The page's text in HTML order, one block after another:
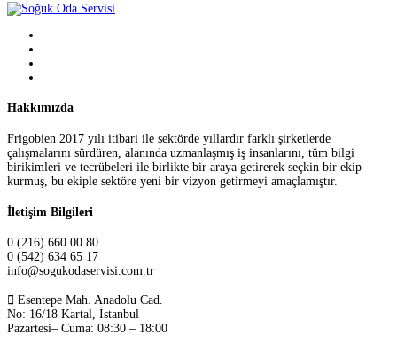
Hakkımızda
Frigobien 2017 yılı itibari ile sektörde yıllardır farklı şirketlerde
çalışmalarını sürdüren, alanında uzmanlaşmış iş insanlarını, tüm bilgi
birikimleri ve tecrübeleri ile birlikte bir araya getirerek seçkin bir ekip
kurmuş, bu ekiple sektöre yeni bir vizyon getirmeyi amaçlamıştır.
İletişim Bilgileri
0 (216) 660 00 80
0 (542) 634 65 17
info@sogukodaservisi.com.tr
Esentepe Mah. Anadolu Cad.
No: 16/18 Kartal, İstanbul
Pazartesi– Cuma: 08:30 – 18:00